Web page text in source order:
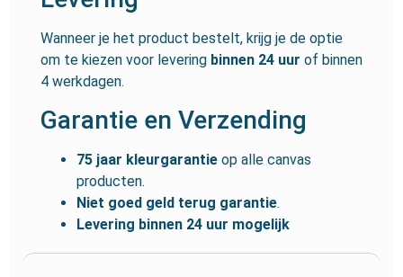
Wanneer je het product bestelt, krijg je de optie
om te kiezen voor levering binnen 24 uur of binnen
4 werkdagen.
Garantie en Verzending
75 jaar kleurgarantie op alle canvas
producten.
Niet goed geld terug garantie.
Levering binnen 24 uur mogelijk